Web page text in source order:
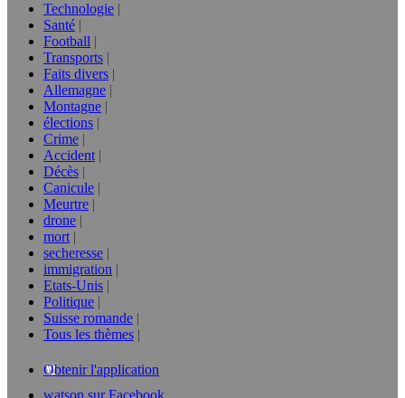
Technologie
Santé
Football
Transports
Faits divers
Allemagne
Montagne
élections
Crime
Accident
Décès
Canicule
Meurtre
drone
mort
secheresse
immigration
Etats-Unis
Politique
Suisse romande
Tous les thèmes
Obtenir l'application
watson sur Facebook